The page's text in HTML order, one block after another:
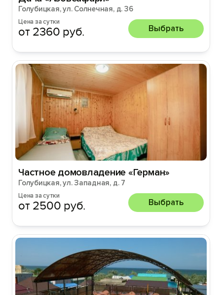
Голубицкая, ул. Солнечная, д. 36
Цена за сутки
от 2360 руб. Выбрать
Частное домовладение «Герман»
Голубицкая, ул. Западная, д. 7
Цена за сутки
от 2500 руб. Выбрать